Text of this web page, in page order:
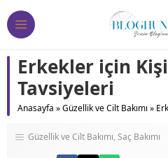
Erkekler için
Tavsiyeleri
Anasayfa »Güzellik ve Cilt Bakımı »
Güzellik ve Cilt Bakımı Saç Bakımı